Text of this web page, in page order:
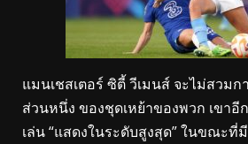
แมนเชสเตอร์ ซิตี้ วีเมนส์ จะไม่สวมก
ส่วนหนึ่ง ของชุดเหย้าของพวก เขาอี
เล่น “แสดงในระดับสูงสุด” ในขณะที่